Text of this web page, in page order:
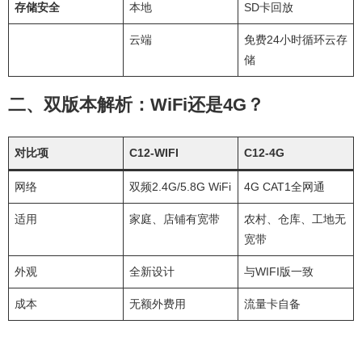
存储安全 本地 SD卡回放
云端
免费24小时循环云存
储
二、双版本解析：WiFi还是4G？
对比项 C12-WIFI C12-4G
网络 双频2.4G/5.8G WiFi 4G CAT1全网通
适用 家庭、店铺有宽带
农村、仓库、工地无
宽带
外观 全新设计 与WIFI版一致
成本 无额外费用 流量卡自备